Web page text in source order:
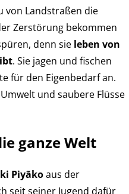
von Landstraßen die
Zerstörung bekommen
denn sie leben von
. Sie jagen und fischen
für den Eigenbedarf an.
und saubere Flüsse
ganze Welt
Piyãkoaus der
seit seiner Jugend dafür